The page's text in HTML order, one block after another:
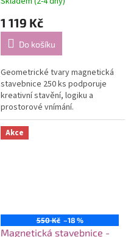
1 119 Kč
Do košíku
Geometrické tvary magnetická
stavebnice 250 ks podporuje
kreativní stavění, logiku a
prostorové vnímání.
Akce
550 Kč –18 %
Magnetická stavebnice -